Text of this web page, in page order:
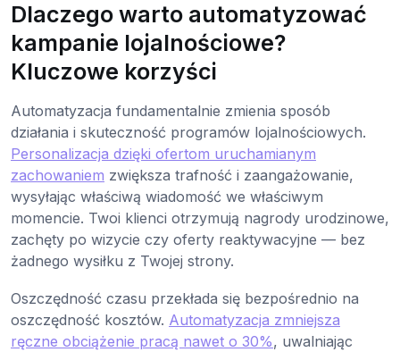
Dlaczego warto automatyzować
kampanie lojalnościowe?
Kluczowe korzyści
Automatyzacja fundamentalnie zmienia sposób
działania i skuteczność programów lojalnościowych.
Personalizacja dzięki ofertom uruchamianym
zachowaniem zwiększa trafność i zaangażowanie,
wysyłając właściwą wiadomość we właściwym
momencie. Twoi klienci otrzymują nagrody urodzinowe,
zachęty po wizycie czy oferty reaktywacyjne — bez
żadnego wysiłku z Twojej strony.
Oszczędność czasu przekłada się bezpośrednio na
oszczędność kosztów. Automatyzacja zmniejsza
ręczne obciążenie pracą nawet o 30%, uwalniając